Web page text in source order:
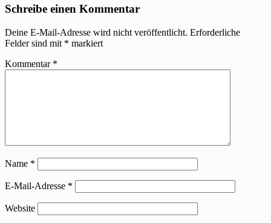
Schreibe einen Kommentar
Deine E-Mail-Adresse wird nicht veröffentlicht. Erforderliche
Felder sind mit * markiert
Kommentar *
Name *
E-Mail-Adresse *
Website